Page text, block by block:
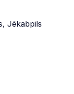
Jēkabpils